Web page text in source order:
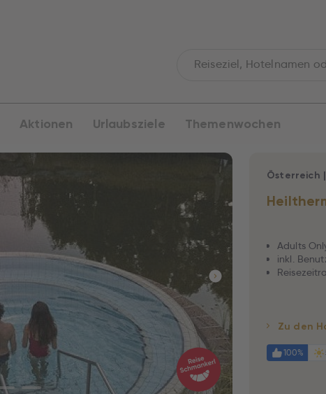
Aktionen Urlaubsziele Themenwochen
Österreich |
Adults
inkl.
Zu den
100%